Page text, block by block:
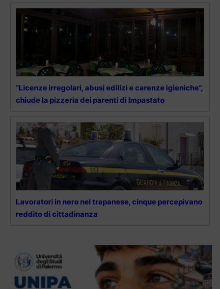
“Licenze irregolari, abusi edilizi e carenze igieniche”,
chiude la pizzeria dei parenti di Impastato
Lavoratori in nero nel trapanese, cinque percepivano
reddito di cittadinanza